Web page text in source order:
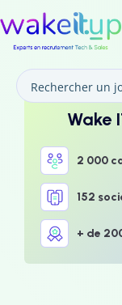
Wake
2 000
152
+ de